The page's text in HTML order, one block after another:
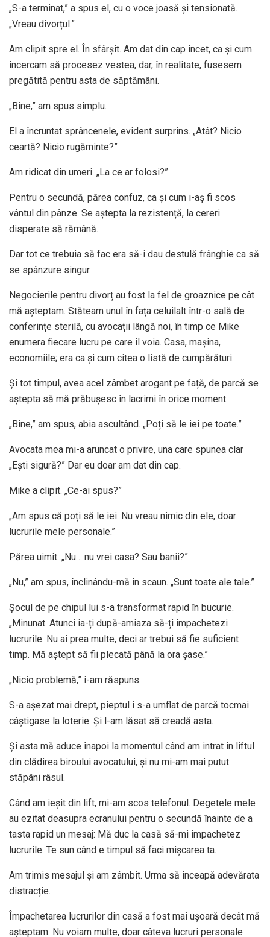
„S-a terminat,” a spus el, cu o voce joasă și tensionată.
„Vreau divorțul.”
Am clipit spre el. În sfârșit. Am dat din cap încet, ca și cum
încercam să procesez vestea, dar, în realitate, fusesem
pregătită pentru asta de săptămâni.
„Bine,” am spus simplu.
El a încruntat sprâncenele, evident surprins. „Atât? Nicio
ceartă? Nicio rugăminte?”
Am ridicat din umeri. „La ce ar folosi?”
Pentru o secundă, părea confuz, ca și cum i-aș fi scos
vântul din pânze. Se aștepta la rezistență, la cereri
disperate să rămână.
Dar tot ce trebuia să fac era să-i dau destulă frânghie ca să
se spânzure singur.
Negocierile pentru divorț au fost la fel de groaznice pe cât
mă așteptam. Stăteam unul în fața celuilalt într-o sală de
conferințe sterilă, cu avocații lângă noi, în timp ce Mike
enumera fiecare lucru pe care îl voia. Casa, mașina,
economiile; era ca și cum citea o listă de cumpărături.
Și tot timpul, avea acel zâmbet arogant pe față, de parcă se
aștepta să mă prăbușesc în lacrimi în orice moment.
„Bine,” am spus, abia ascultând. „Poți să le iei pe toate.”
Avocata mea mi-a aruncat o privire, una care spunea clar
„Ești sigură?” Dar eu doar am dat din cap.
Mike a clipit. „Ce-ai spus?”
„Am spus că poți să le iei. Nu vreau nimic din ele, doar
lucrurile mele personale.”
Părea uimit. „Nu… nu vrei casa? Sau banii?”
„Nu,” am spus, înclinându-mă în scaun. „Sunt toate ale tale.”
Șocul de pe chipul lui s-a transformat rapid în bucurie.
„Minunat. Atunci ia-ți după-amiaza să-ți împachetezi
lucrurile. Nu ai prea multe, deci ar trebui să fie suficient
timp. Mă aștept să fii plecată până la ora șase.”
„Nicio problemă,” i-am răspuns.
S-a așezat mai drept, pieptul i s-a umflat de parcă tocmai
câștigase la loterie. Și l-am lăsat să creadă asta.
Și asta mă aduce înapoi la momentul când am intrat în liftul
din clădirea biroului avocatului, și nu mi-am mai putut
stăpâni râsul.
Când am ieșit din lift, mi-am scos telefonul. Degetele mele
au ezitat deasupra ecranului pentru o secundă înainte de a
tasta rapid un mesaj: Mă duc la casă să-mi împachetez
lucrurile. Te sun când e timpul să faci mișcarea ta.
Am trimis mesajul și am zâmbit. Urma să înceapă adevărata
distracție.
Împachetarea lucrurilor din casă a fost mai ușoară decât mă
așteptam. Nu voiam multe, doar câteva lucruri personale